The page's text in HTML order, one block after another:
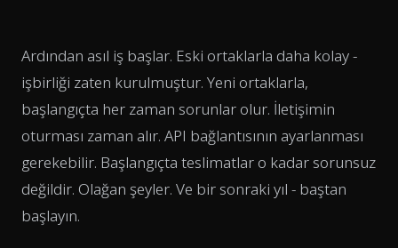
Ardından asıl iş başlar. Eski ortaklarla daha kolay -
işbirliği zaten kurulmuştur. Yeni ortaklarla,
başlangıçta her zaman sorunlar olur. İletişimin
oturması zaman alır. API bağlantısının ayarlanması
gerekebilir. Başlangıçta teslimatlar o kadar sorunsuz
değildir. Olağan şeyler. Ve bir sonraki yıl - baştan
başlayın.